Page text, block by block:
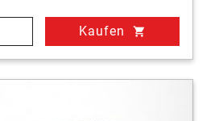
Kaufen shopping_cart